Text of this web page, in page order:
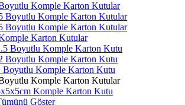
Komple Karton Kutular
Boyutlu Komple Karton Kutular
Boyutlu Komple Karton Kutular
Karton Kutular
Boyutlu Komple Karton Kutu
Boyutlu Komple Karton Kutu
Boyutlu Komple Karton Kutu
Komple Karton Kutular
Komple Karton Kutu
Göster